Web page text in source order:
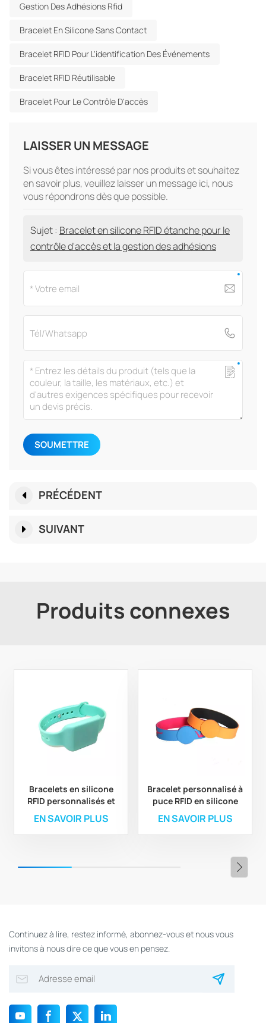
Gestion Des Adhésions Rfid
Bracelet En Silicone Sans Contact
Bracelet RFID Pour L'identification Des Événements
Bracelet RFID Réutilisable
Bracelet Pour Le Contrôle D'accès
LAISSER UN MESSAGE
Si vous êtes intéressé par nos produits et souhaitez
en savoir plus, veuillez laisser un message ici, nous
vous répondrons dès que possible.
Sujet : Bracelet en silicone RFID étanche pour le
contrôle d'accès et la gestion des adhésions
SOUMETTRE
PRÉCÉDENT
SUIVANT
Produits connexes
Bracelets en silicone
RFID personnalisés et
durables pour le
contrôle d'accès aux
aires de jeux
EN SAVOIR PLUS
Bracelet personnalisé à
puce RFID en silicone
coloré double couche
EN SAVOIR PLUS
Continuez à lire, restez informé, abonnez-vous et nous vous
invitons à nous dire ce que vous en pensez.